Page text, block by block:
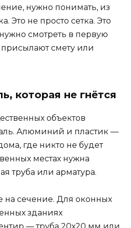
нужно понимать, из
Это не просто сетка. Это
смотреть в первую
смету или
которая не гнётся
объектов
Алюминий и пластик —
где никто не будет
местах нужна
труба или арматура.
на сечение. Для оконных
зданиях